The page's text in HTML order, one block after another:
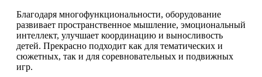
Благодаря многофункциональности, оборудование
развивает пространственное мышление, эмоциональный
интеллект, улучшает координацию и выносливость
детей. Прекрасно подходит как для тематических и
сюжетных, так и для соревновательных и подвижных
игр.